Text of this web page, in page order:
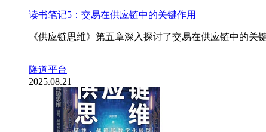
读书笔记5：交易在供应链中的关键作用
《供应链思维》第五章深入探讨了交易在供应链中的
隆道平台
2025.08.21